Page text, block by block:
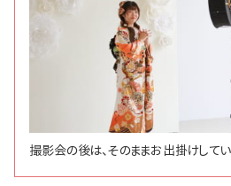
撮影会の後は、そのままお出掛けして